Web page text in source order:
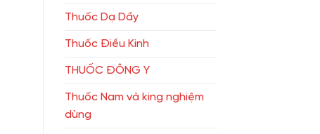
Thuốc Dạ Dầy
Thuốc Điều Kinh
THUỐC ĐÔNG Y
Thuốc Nam và king nghiệm
dùng